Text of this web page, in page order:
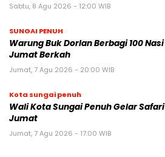
Sabtu, 8 Agu 2026 - 12:00 WIB
SUNGAI PENUH
Warung Buk Dorlan Berbagi 100 Nasi
Jumat Berkah
Jumat, 7 Agu 2026 - 20:00 WIB
Kota sungai penuh
Wali Kota Sungai Penuh Gelar Safari
Jumat
Jumat, 7 Agu 2026 - 17:00 WIB